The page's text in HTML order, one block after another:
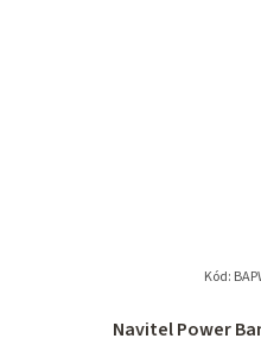
Navitel Power
Kód: